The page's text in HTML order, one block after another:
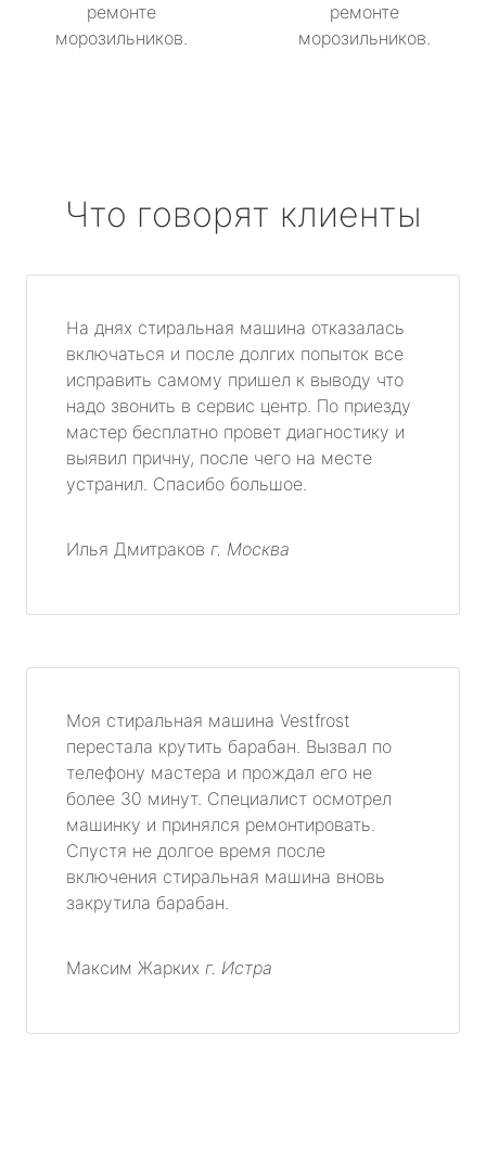
ремонте
морозильников.
ремонте
морозильников.
Что говорят клиенты
На днях стиральная машина отказалась
включаться и после долгих попыток все
исправить самому пришел к выводу что
надо звонить в сервис центр. По приезду
мастер бесплатно провет диагностику и
выявил причну, после чего на месте
устранил. Спасибо большое.
Илья Дмитраков г. Москва
Моя стиральная машина Vestfrost
перестала крутить барабан. Вызвал по
телефону мастера и прождал его не
более 30 минут. Специалист осмотрел
машинку и принялся ремонтировать.
Спустя не долгое время после
включения стиральная машина вновь
закрутила барабан.
Максим Жарких г. Истра